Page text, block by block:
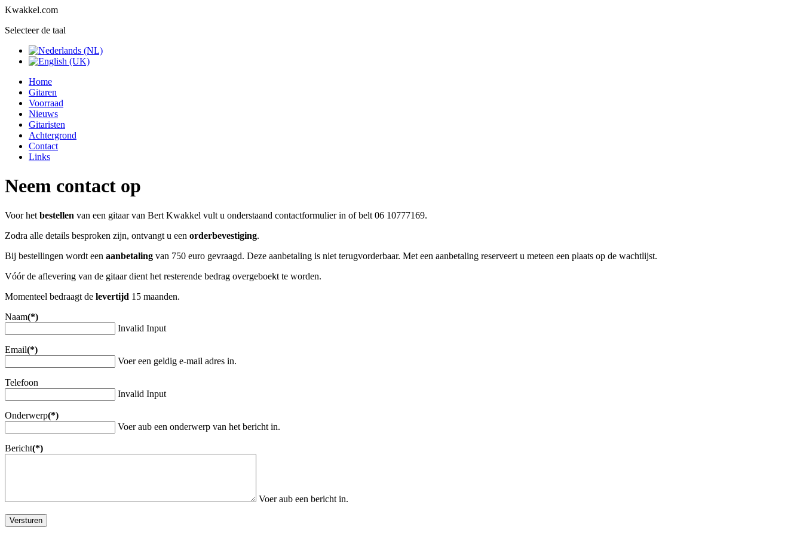
Kwakkel.com
Selecteer de taal
Home
Gitaren
Voorraad
Nieuws
Gitaristen
Achtergrond
Contact
Links
Neem contact op
Voor het bestellen van een gitaar van Bert Kwakkel vult u onderstaand contactformulier in of belt 06 10777169.
Zodra alle details besproken zijn, ontvangt u een orderbevestiging.
Bij bestellingen wordt een aanbetaling van 750 euro gevraagd. Deze aanbetaling is niet terugvorderbaar. Met een aanbetaling reserveert u meteen een plaats op de wachtlijst.
Vóór de aflevering van de gitaar dient het resterende bedrag overgeboekt te worden.
Momenteel bedraagt de levertijd 15 maanden.
Naam(*)
Invalid Input
Email(*)
Voer een geldig e-mail adres in.
Telefoon
Invalid Input
Onderwerp(*)
Voer aub een onderwerp van het bericht in.
Bericht(*)
Voer aub een bericht in.
Versturen